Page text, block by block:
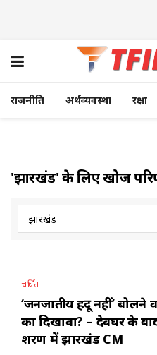
राजनीति अर्थव्यवस्था रक्षा
'झारखंड' के लिए खोज
चर्चित
‘जनजातीय हिंदू नहीं’
का दिखावा? – देवघर के
शरण में झारखंड CM